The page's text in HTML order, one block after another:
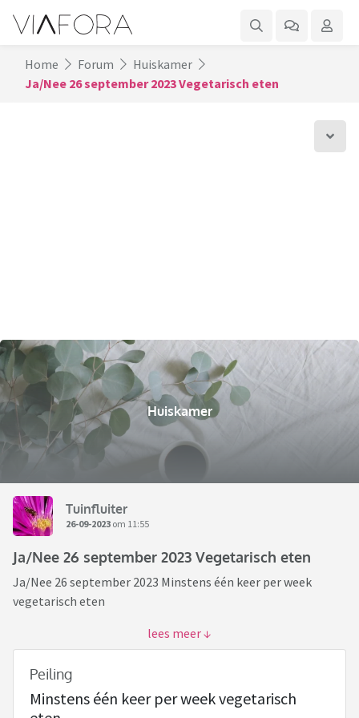
Home Forum
Huiskamer
Ja/Nee 26 september 2023 Vegetarisch eten
Huiskamer
Tuinfluiter
26-09-2023 om 11:55
Ja/Nee 26 september 2023 Vegetarisch eten
Ja/Nee 26 september 2023 Minstens één keer per week
vegetarisch eten
Geef in een bericht aan of je voor ja of nee kiest en vertel
waarom je daarvoor kiest. En geef je keuze aan in de peiling.
Peiling
Minstens één keer per week vegetarisch